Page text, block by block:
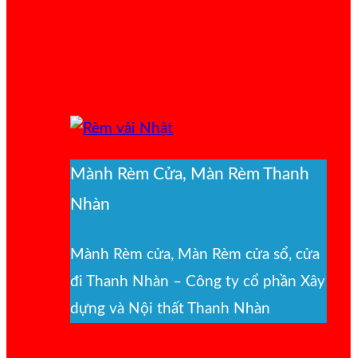
Mành Rèm Cửa, Màn Rèm Thanh
Nhàn
Mành Rèm cửa, Màn Rèm cửa sổ, cửa
đi Thanh Nhàn – Công ty cổ phần Xây
dựng và Nội thất Thanh Nhàn